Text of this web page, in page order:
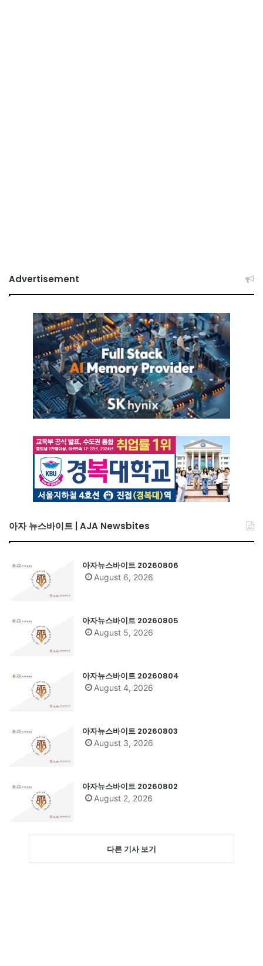
Advertisement
아자 뉴스바이트 | AJA Newsbites
아자뉴스바이트 20260806
August 6, 2026
아자뉴스바이트 20260805
August 5, 2026
아자뉴스바이트 20260804
August 4, 2026
아자뉴스바이트 20260803
August 3, 2026
아자뉴스바이트 20260802
August 2, 2026
다른 기사 보기